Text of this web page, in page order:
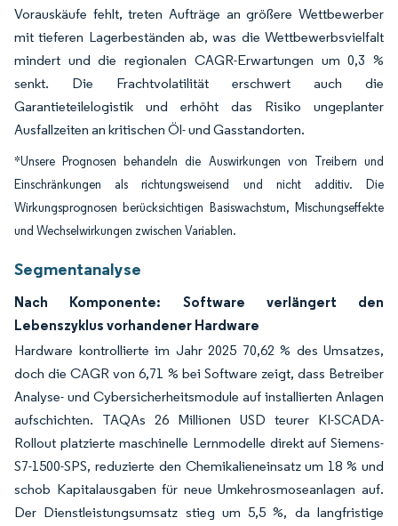
Vorauskäufe fehlt, treten Aufträge an größere Wettbewerber
mit tieferen Lagerbeständen ab, was die Wettbewerbsvielfalt
mindert und die regionalen CAGR-Erwartungen um 0,3 %
senkt. Die Frachtvolatilität erschwert auch die
Garantieteilelogistik und erhöht das Risiko ungeplanter
Ausfallzeiten an kritischen Öl- und Gasstandorten.
*Unsere Prognosen behandeln die Auswirkungen von Treibern und
Einschränkungen als richtungsweisend und nicht additiv. Die
Wirkungsprognosen berücksichtigen Basiswachstum, Mischungseffekte
und Wechselwirkungen zwischen Variablen.
Segmentanalyse
Nach Komponente: Software verlängert den
Lebenszyklus vorhandener Hardware
Hardware kontrollierte im Jahr 2025 70,62 % des Umsatzes,
doch die CAGR von 6,71 % bei Software zeigt, dass Betreiber
Analyse- und Cybersicherheitsmodule auf installierten Anlagen
aufschichten. TAQAs 26 Millionen USD teurer KI-SCADA-
Rollout platzierte maschinelle Lernmodelle direkt auf Siemens-
S7-1500-SPS, reduzierte den Chemikalieneinsatz um 18 % und
schob Kapitalausgaben für neue Umkehrosmoseanlagen auf.
Der Dienstleistungsumsatz stieg um 5,5 %, da langfristige